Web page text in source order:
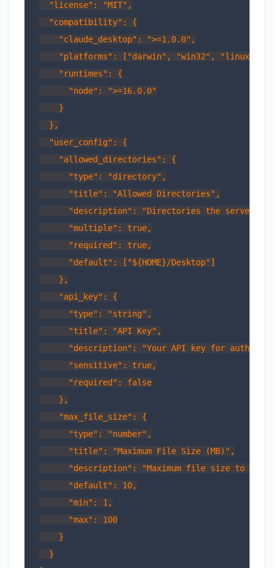
  "license": "MIT",
  "compatibility": {
    "claude_desktop": ">=1.0.0",
    "platforms": ["darwin", "win32", "linux"],
    "runtimes": {
      "node": ">=16.0.0"
    }
  },
  "user_config": {
    "allowed_directories": {
      "type": "directory",
      "title": "Allowed Directories",
"description": "Directories the server
      "multiple": true,
      "required": true,
      "default": ["${HOME}/Desktop"]
    },
    "api_key": {
      "type": "string",
      "title": "API Key",
"description": "Your API key for
      "sensitive": true,
      "required": false
    },
    "max_file_size": {
      "type": "number",
      "title": "Maximum File Size (MB)",
"description": "Maximum file size to
      "default": 10,
      "min": 1,
      "max": 100
    }
  }